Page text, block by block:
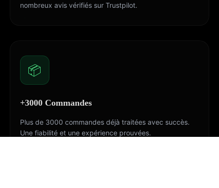
nombreux avis vérifiés sur Trustpilot.
📦
+3000 Commandes
Plus de 3000 commandes déjà traitées avec succès.
Une fiabilité et une expérience prouvées.